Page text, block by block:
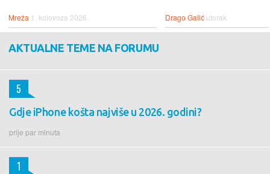
Mreža 1. kolovoza 2026. Drago Galić utorak
AKTUALNE TEME NA FORUMU
Gdje iPhone košta najviše u 2026. godini?
prije par minuta
5
1